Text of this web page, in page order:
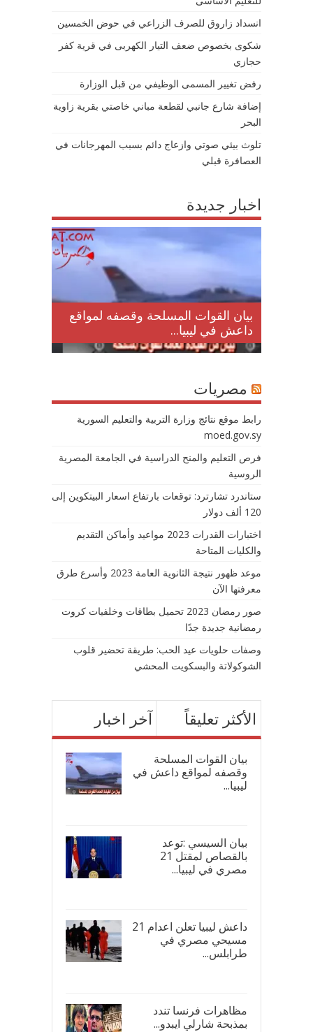
انسداد زاروق للصرف الزراعي في حوض الخمسين
شكوى بخصوص ضعف التيار الكهربى في قرية كفر
حجازي
رفض تغيير المسمى الوظيفي من قبل الوزارة
إضافة شارع جانبي لقطعة مباني خاصتي بقرية زاوية
البحر
تلوث بيئي صوتي وازعاج دائم بسبب المهرجانات في
العصافرة قبلي
اخبار جديدة
بيان القوات المسلحة وقصفه لمواقع
داعش في ليبيا...
مصريات
رابط موقع نتائج وزارة التربية والتعليم السورية
moed.gov.sy
فرص التعليم والمنح الدراسية في الجامعة المصرية
الروسية
ستاندرد تشارترد: توقعات بارتفاع اسعار البيتكوين إلى
120 ألف دولار
اختبارات القدرات 2023 مواعيد وأماكن التقديم
والكليات المتاحة
موعد ظهور نتيجة الثانوية العامة 2023 وأسرع طرق
معرفتها الآن
صور رمضان 2023 تحميل بطاقات وخلفيات كروت
رمضانية جديدة جدًا
وصفات حلويات عيد الحب: طريقة تحضير قلوب
الشوكولاتة والبسكويت المحشي
آخر اخبار الأكثر تعليقاً
بيان القوات المسلحة
وقصفه لمواقع داعش في
ليبيا...
بيان السيسي :توعد
بالقصاص لمقتل 21
مصري في ليبيا...
داعش ليبيا تعلن اعدام 21
مسيحي مصري في
طرابلس...
مظاهرات فرنسا تندد
بمذبحة شارلي ايبدو...